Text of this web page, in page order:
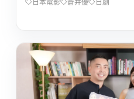
日本電影 蒼井優 日劇